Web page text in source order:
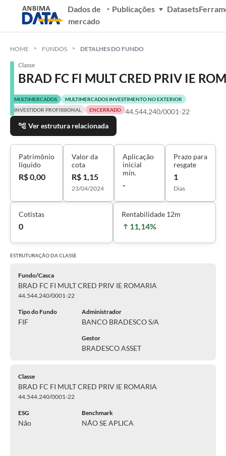
Dados de
mercado
Publicações Datasets
HOME FUNDOS DETALHES DO FUNDO
Classe
BRAD FC FI MULT CRED PRIV IE
MULTIMERCADOS
MULTIMERCADOS INVESTIMENTO NO EXTERIOR
INVESTIDOR PROFISSIONAL
ENCERRADO
44.544.240/0001-22
Ver estrutura relacionada
Patrimônio
líquido
R$ 0,00
Valor da
cota
R$ 1,15
23/04/2024
Aplicação
inicial
mín.
-
Prazo para
resgate
1
Dias
Cotistas
0
Rentabilidade 12m
11,14%
ESTRUTURAÇÃO DACLASSE
Fundo/Casca
BRAD FC FI MULT CRED PRIV IE ROMARIA
44.544.240/0001-22
Tipo do Fundo
FIF
Administrador
BANCO BRADESCO S/A
Gestor
BRADESCO ASSET
Classe
BRAD FC FI MULT CRED PRIV IE ROMARIA
44.544.240/0001-22
ESG
Não
Benchmark
NÃO SE APLICA